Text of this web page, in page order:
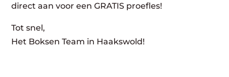
direct aan voor een GRATIS proefles!
Tot snel,
Het Boksen Team in Haakswold!